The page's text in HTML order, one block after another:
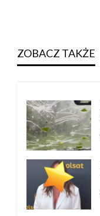
ZOBACZ TAKŻE